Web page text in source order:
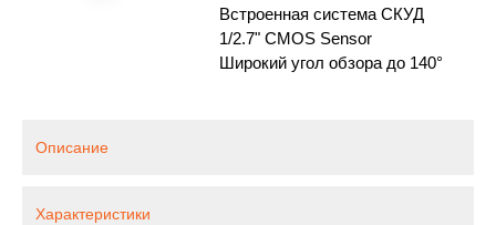
Встроенная система СКУД
1/2.7" CMOS Sensor
Широкий угол обзора до 140°
Описание
Характеристики